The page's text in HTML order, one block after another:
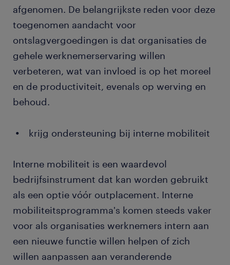
afgenomen. De belangrijkste reden voor deze
toegenomen aandacht voor
ontslagvergoedingen is dat organisaties de
gehele werknemerservaring willen
verbeteren, wat van invloed is op het moreel
en de productiviteit, evenals op werving en
behoud.
krijg ondersteuning bij interne mobiliteit
Interne mobiliteit is een waardevol
bedrijfsinstrument dat kan worden gebruikt
als een optie vóór outplacement. Interne
mobiliteitsprogramma's komen steeds vaker
voor als organisaties werknemers intern aan
een nieuwe functie willen helpen of zich
willen aanpassen aan veranderende